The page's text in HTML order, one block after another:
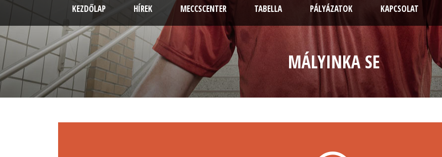
KEZDŐLAP HÍREK MECCSCENTER TABELLA PÁLYÁZATOK KAPCSOLAT
MÁLYINKA SE